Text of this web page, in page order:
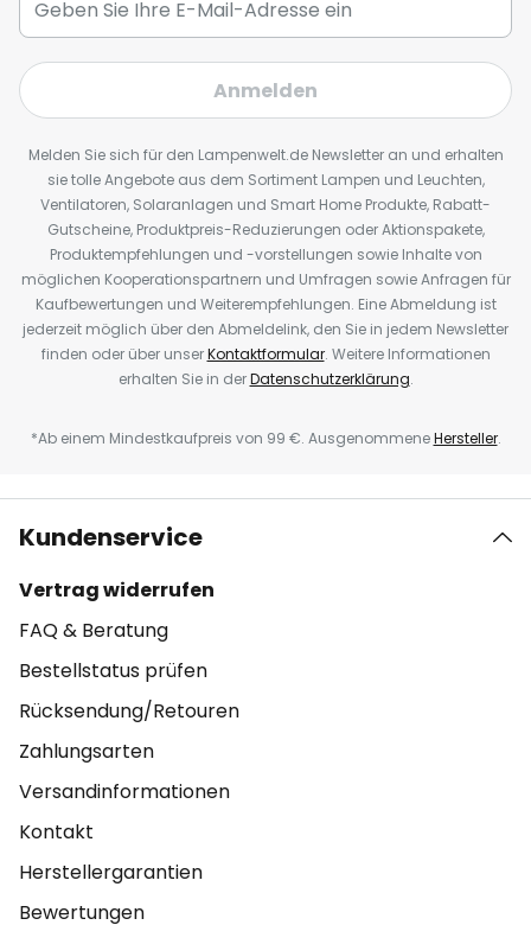
Anmelden
Melden Sie sich für den Lampenwelt.de Newsletter an und erhalten
sie tolle Angebote aus dem Sortiment Lampen und Leuchten,
Ventilatoren, Solaranlagen und Smart Home Produkte, Rabatt-
Gutscheine, Produktpreis-Reduzierungen oder Aktionspakete,
Produktempfehlungen und -vorstellungen sowie Inhalte von
möglichen Kooperationspartnern und Umfragen sowie Anfragen für
Kaufbewertungen und Weiterempfehlungen. Eine Abmeldung ist
jederzeit möglich über den Abmeldelink, den Sie in jedem Newsletter
finden oder über unserKontaktformular. Weitere Informationen
erhalten Sie in derDatenschutzerklärung.
*Ab einem Mindestkaufpreis von 99 €. AusgenommeneHersteller.
Kundenservice
Vertrag widerrufen
FAQ & Beratung
Bestellstatus prüfen
Rücksendung/Retouren
Zahlungsarten
Versandinformationen
Kontakt
Herstellergarantien
Bewertungen